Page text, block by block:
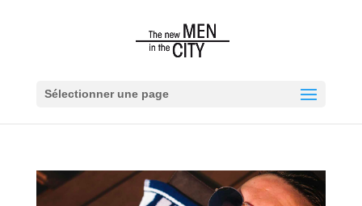
Sélectionner une page